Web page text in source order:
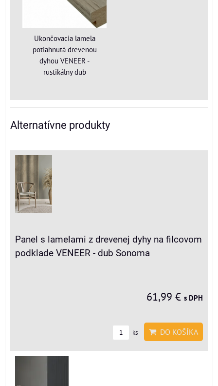
Ukončovacia lamela
potiahnutá drevenou
dyhou VENEER -
rustikálny dub
Alternatívne produkty
Panel s lamelami z drevenej dyhy na filcovom
podklade VENEER - dub Sonoma
61,99 € s DPH
ks DO KOŠÍKA